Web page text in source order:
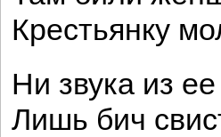
Крестьянку
Ни звука из ее
Лишь бич